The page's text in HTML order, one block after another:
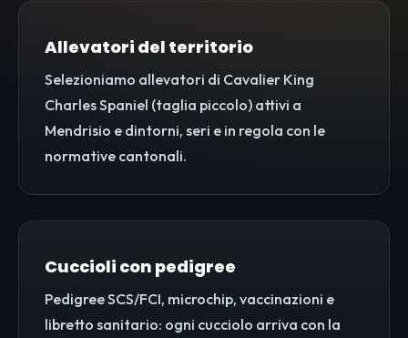
Allevatori del territorio
Selezioniamo allevatori di Cavalier King
Charles Spaniel (taglia piccolo) attivi a
Mendrisio e dintorni, seri e in regola con le
normative cantonali.
Cuccioli con pedigree
Pedigree SCS/FCI, microchip, vaccinazioni e
libretto sanitario: ogni cucciolo arriva con la